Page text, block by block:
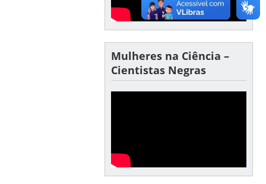
Mulheres na Ciência –
Cientistas Negras